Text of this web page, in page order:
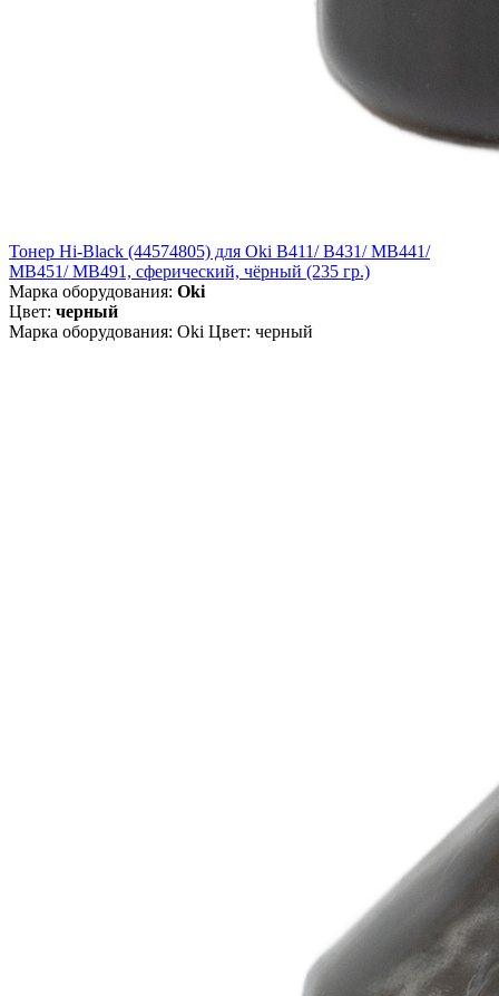
Тонер Hi-Black (44574805) для Oki B411/ B431/ MB441/
MB451/ MB491, сферический, чёрный (235 гр.)
Марка оборудования: Oki
Цвет: черный
Марка оборудования: Oki Цвет: черный